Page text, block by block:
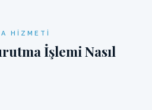
HIZMETI
İşlemi Nasıl